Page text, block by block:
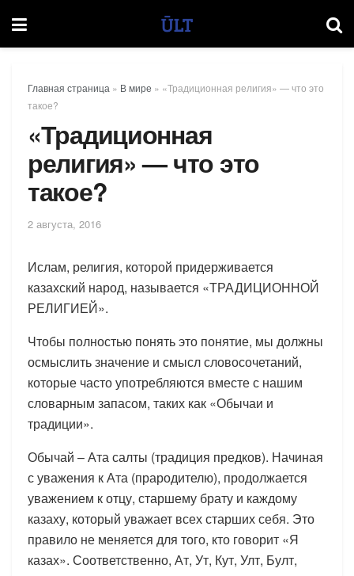
Главная страница » В мире » «Традиционная религия» — что это
такое?
«Традиционная
религия» — что это
такое?
2 августа, 2016
Ислам, религия, которой придерживается
казахский народ, называется «ТРАДИЦИОННОЙ
РЕЛИГИЕЙ».
Чтобы полностью понять это понятие, мы должны
осмыслить значение и смысл словосочетаний,
которые часто употребляются вместе с нашим
словарным запасом, таких как «Обычаи и
традиции».
Обычай – Ата салты (традиция предков). Начиная
с уважения к Ата (прародителю), продолжается
уважением к отцу, старшему брату и каждому
казаху, который уважает всех старших себя. Это
правило не меняется для того, кто говорит «Я
казах». Соответственно, Ат, Ут, Кут, Улт, Булт,